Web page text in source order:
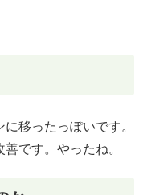
移ったっぽいです。
です。やったね。